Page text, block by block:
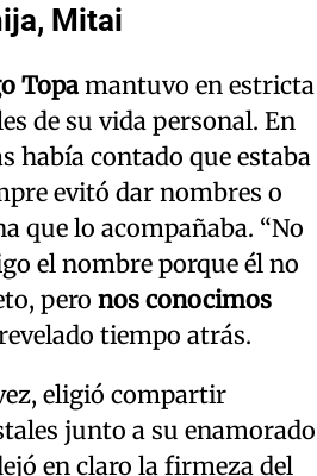
Mitai
Topamantuvo en estricta
de su vida personal. En
había contado que estaba
evitó dar nombres o
que lo acompañaba. “No
el nombre porque él no
pero nos conocimos
tiempo atrás.
eligió compartir
junto a su enamorado
en claro la firmeza del